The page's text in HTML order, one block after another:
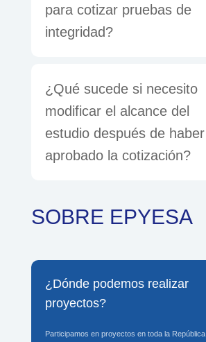
para cotizar pruebas de
integridad?
¿Qué sucede si necesito
modificar el alcance del
estudio después de haber
aprobado la cotización?
SOBRE EPYESA
¿Dónde podemos realizar
proyectos?
Participamos en proyectos en toda la